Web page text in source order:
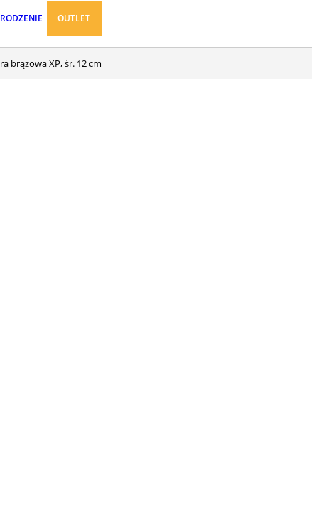
OUTLET
brązowa XP, śr. 12 cm